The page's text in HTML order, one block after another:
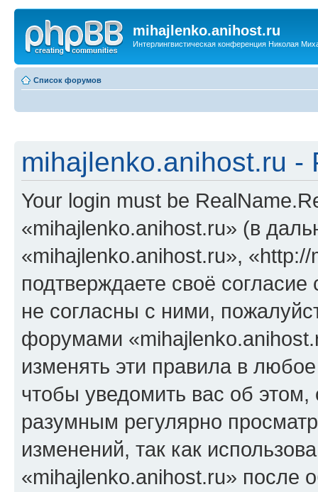
mihajlenko.anihost.ru
Интерлингвистическая конференция Николая
Список форумов
mihajlenko.anihost.ru -
Your login must be
«mihajlenko.anihost.ru» (в
«mihajlenko.anihost.ru»,
подтверждаете своё
не согласны с ними,
форумами
изменять эти правила в
чтобы уведомить вас об
разумным регулярно
изменений, так как
«mihajlenko.anihost.ru» после